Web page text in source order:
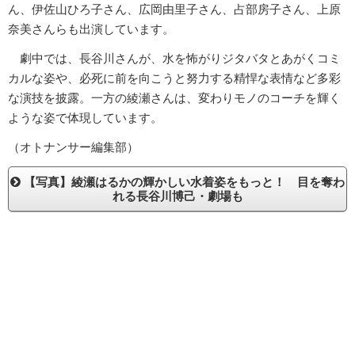
ん、伊佐山ひろ子さん、広岡由里子さん、占部房子さん、上原
奈美さんらも出演しています。
劇中では、長谷川さんが、水を怖がりジタバタとあがくコミ
カルな姿や、必死に前を向こうと努力する精悍な表情など多彩
な演技を披露。一方の綾瀬さんは、変わりモノのコーチを輝く
ような姿で体現しています。
（オトナンサー編集部）
【写真】綾瀬はるかの輝かしい水着姿をもっと！ 目を奪わ
れる長谷川博己・劇場も